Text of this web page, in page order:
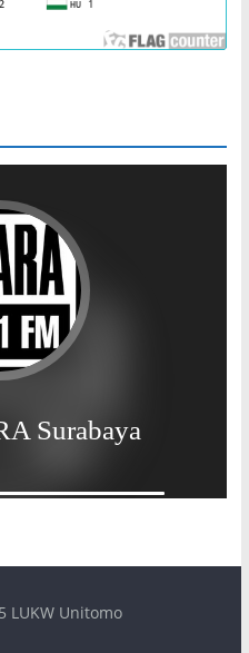
LUKW Unitomo